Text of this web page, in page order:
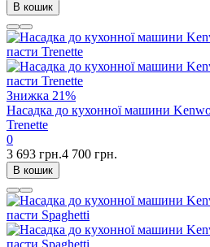
В кошик
Знижка 21%
Насадка до кухонної машини
Trenette
0
3 693 грн.4 700 грн.
В кошик